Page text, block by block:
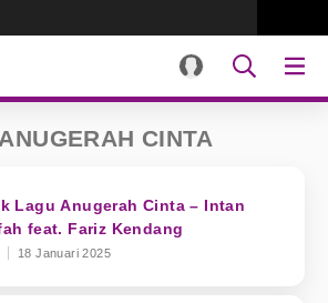
CINTA
Lagu Anugerah Cinta – Intan
feat. Fariz Kendang
18 Januari 2025